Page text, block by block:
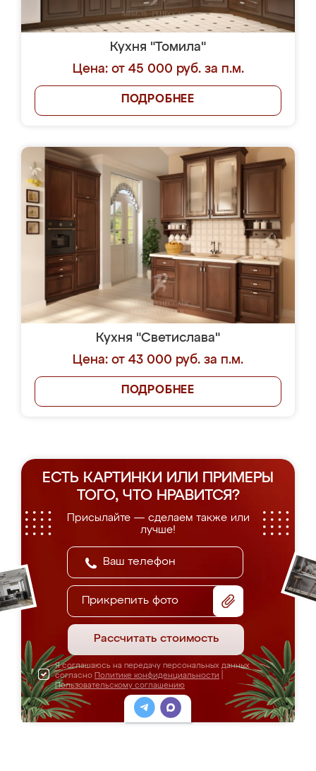
Кухня "Томила"
Цена: от 45 000 руб. за п.м.
ПОДРОБНЕЕ
Кухня "Светислава"
Цена: от 43 000 руб. за п.м.
ПОДРОБНЕЕ
ЕСТЬ КАРТИНКИ ИЛИ ПРИМЕРЫ
ТОГО, ЧТО НРАВИТСЯ?
Присылайте — сделаем также или
лучше!
Прикрепить фото
Рассчитать стоимость
Я соглашаюсь на передачу персональных данных
согласно Политике конфиденциальности
Пользовательскому соглашению